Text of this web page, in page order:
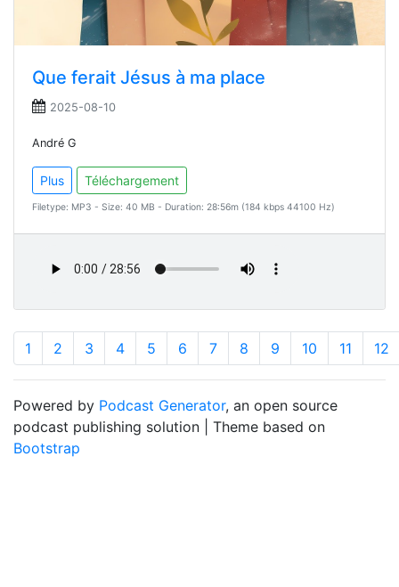
Que ferait Jésus à ma place
2025-08-10
André G
Plus Téléchargement
Filetype: MP3 - Size: 40 MB - Duration: 28:56m (184 kbps 44100 Hz)
1 2 3 4 5 6 7 8 9 10 11 12
Powered by Podcast Generator, an open source
podcast publishing solution | Theme based on
Bootstrap